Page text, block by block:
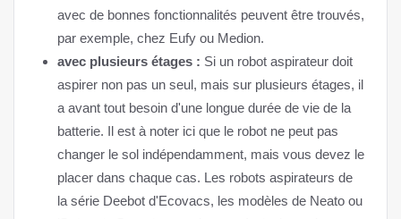
avec de bonnes fonctionnalités peuvent être trouvés,
par exemple, chez Eufy ou Medion.
avec plusieurs étages : Si un robot aspirateur doit
aspirer non pas un seul, mais sur plusieurs étages, il
a avant tout besoin d'une longue durée de vie de la
batterie. Il est à noter ici que le robot ne peut pas
changer le sol indépendamment, mais vous devez le
placer dans chaque cas. Les robots aspirateurs de
la série Deebot d'Ecovacs, les modèles de Neato ou